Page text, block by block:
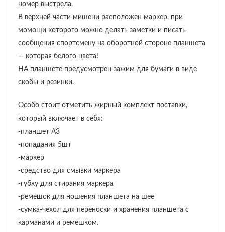
номер выстрела.
В верхней части мишени расположен маркер, при
момощи которого можно делать заметки и писать
сообщения спортсмену на оборотной стороне планшета
— которая белого цвета!
НА планшете предусмотрен зажим для бумаги в виде
скобы и резинки.
Особо стоит отметить жирный комплект поставки,
который включает в себя:
-планшет А3
-попадания 5шт
-маркер
-средство для смывки маркера
-губку для стирания маркера
-ремешок для ношения планшета на шее
-сумка-чехол для переноски и хранения планшета с
карманами и ремешком.